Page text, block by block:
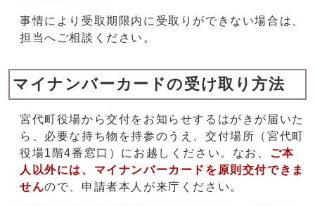
事情により受取期限内に受取りができない場合は、
担当へご相談ください。
マイナンバーカードの受け取り方法
宮代町役場から交付をお知らせするはがきが届いた
ら、必要な持ち物を持参のうえ、交付場所（宮代町
役場1階4番窓口）にお越しください。なお、 ご本
人以外には、マイナンバーカードを原則交付できま
せんので、申請者本人が来庁ください。